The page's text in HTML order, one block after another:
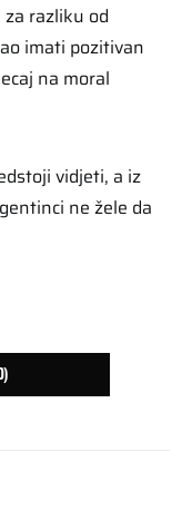
razliku od
imati pozitivan
na moral
vidjeti, a iz
ne žele da